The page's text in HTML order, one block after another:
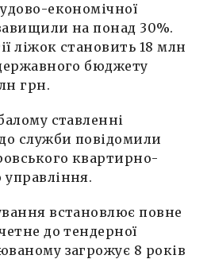
економічної
на понад 30%.
ліжок становить 18 млн
бюджету
грн.
ставленні
служби повідомили
квартирно-
управління.
встановлює повне
до тендерної
загрожує 8 років